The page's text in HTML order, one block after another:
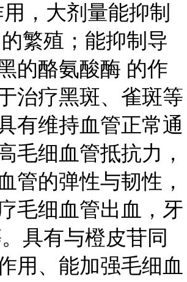
，大剂量能抑制
的繁殖；能抑制导
的酪氨酸酶 的作
治疗黑斑、雀斑等
有维持血管正常通
毛细血管抵抗力，
管的弹性与韧性，
毛细血管出血， 牙
具有与橙皮苷同
用、能加强毛细血